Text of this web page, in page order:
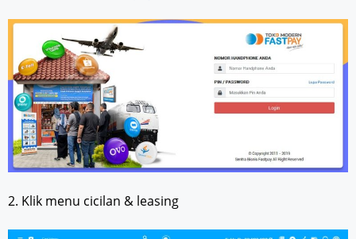
2. Klik menu cicilan & leasing